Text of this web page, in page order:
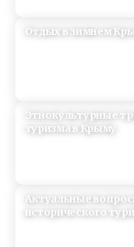
Отдых в зимнем
Этнокультурные
туризма в Крыму
Актуальные
исторического